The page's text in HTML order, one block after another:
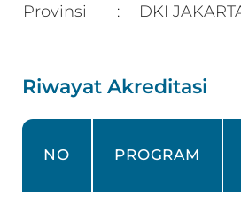
Provinsi
: DKI
Riwayat Akreditasi
NO PROGRAM